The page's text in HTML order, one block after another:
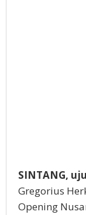
SINTANG,
Gregorius
Opening